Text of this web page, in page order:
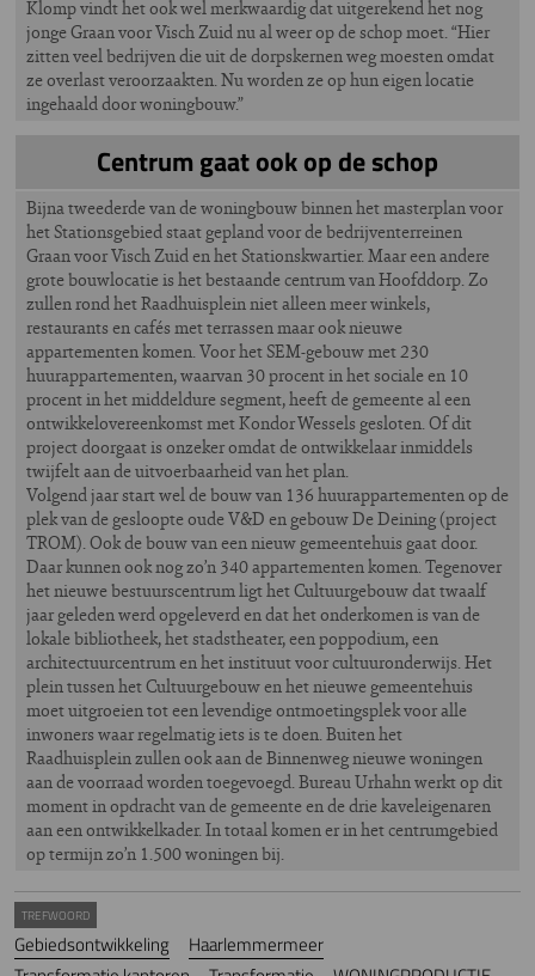
Klomp vindt het ook wel merkwaardig dat uitgerekend het nog
jonge Graan voor Visch Zuid nu al weer op de schop moet. “Hier
zitten veel bedrijven die uit de dorpskernen weg moesten omdat
ze overlast veroorzaakten. Nu worden ze op hun eigen locatie
ingehaald door woningbouw.”
Centrum gaat ook op de schop
Bijna tweederde van de woningbouw binnen het masterplan voor
het Stationsgebied staat gepland voor de bedrijventerreinen
Graan voor Visch Zuid en het Stationskwartier. Maar een andere
grote bouwlocatie is het bestaande centrum van Hoofddorp. Zo
zullen rond het Raadhuisplein niet alleen meer winkels,
restaurants en cafés met terrassen maar ook nieuwe
appartementen komen. Voor het SEM-gebouw met 230
huurappartementen, waarvan 30 procent in het sociale en 10
procent in het middeldure segment, heeft de gemeente al een
ontwikkelovereenkomst met Kondor Wessels gesloten. Of dit
project doorgaat is onzeker omdat de ontwikkelaar inmiddels
twijfelt aan de uitvoerbaarheid van het plan.
Volgend jaar start wel de bouw van 136 huurappartementen op de
plek van de gesloopte oude V&D en gebouw De Deining (project
TROM). Ook de bouw van een nieuw gemeentehuis gaat door.
Daar kunnen ook nog zo’n 340 appartementen komen. Tegenover
het nieuwe bestuurscentrum ligt het Cultuurgebouw dat twaalf
jaar geleden werd opgeleverd en dat het onderkomen is van de
lokale bibliotheek, het stadstheater, een poppodium, een
architectuurcentrum en het instituut voor cultuuronderwijs. Het
plein tussen het Cultuurgebouw en het nieuwe gemeentehuis
moet uitgroeien tot een levendige ontmoetingsplek voor alle
inwoners waar regelmatig iets is te doen. Buiten het
Raadhuisplein zullen ook aan de Binnenweg nieuwe woningen
aan de voorraad worden toegevoegd. Bureau Urhahn werkt op dit
moment in opdracht van de gemeente en de drie kaveleigenaren
aan een ontwikkelkader. In totaal komen er in het centrumgebied
op termijn zo’n 1.500 woningen bij.
TREFWOORD
Gebiedsontwikkeling
Haarlemmermeer